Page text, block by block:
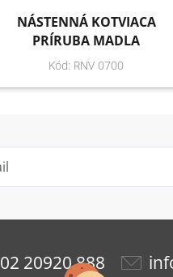
NÁSTENNÁ KOTVIACA
PRÍRUBA MADLA
Kód: RNV 0700
02 20920 888